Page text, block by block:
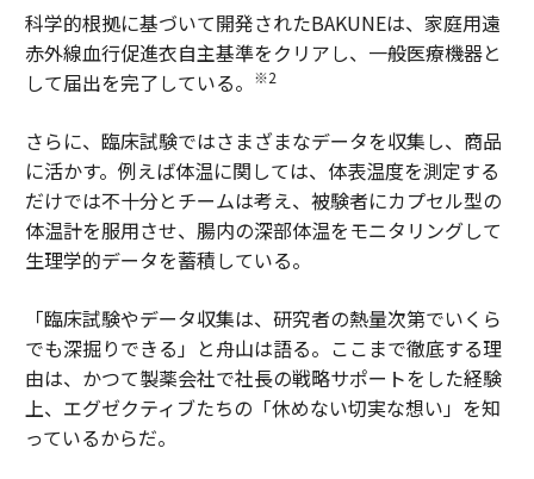
科学的根拠に基づいて開発されたBAKUNEは、家庭用遠
赤外線血行促進衣自主基準をクリアし、一般医療機器と
して届出を完了している。
※2
さらに、臨床試験ではさまざまなデータを収集し、商品
に活かす。例えば体温に関しては、体表温度を測定する
だけでは不十分とチームは考え、被験者にカプセル型の
体温計を服用させ、腸内の深部体温をモニタリングして
生理学的データを蓄積している。
「臨床試験やデータ収集は、研究者の熱量次第でいくら
でも深掘りできる」と舟山は語る。ここまで徹底する理
由は、かつて製薬会社で社長の戦略サポートをした経験
上、エグゼクティブたちの「休めない切実な想い」を知
っているからだ。